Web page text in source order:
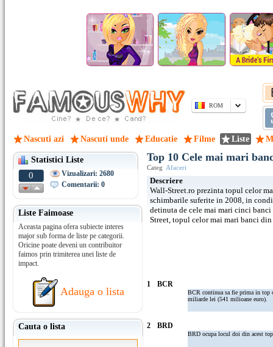
ROM
Nascuti azi Nascuti unde Educatie Filme Liste
Statistici Liste
0
Vizualizari: 2680
Comentarii: 0
Liste Faimoase
Aceasta pagina ofera subiecte interes
major sub forma de liste pe categorii.
Oricine poate deveni un contribuitor
faimos prin trimiterea unei liste de
impact.
Adauga o lista
Cauta o lista
Top 10 Cele mai mari
Categ Afaceri
Descriere
Wall-Street.ro prezinta topul celor
schimbarile suferite in 2008, in
detinuta de cele mai mari cinci
Street, topul celor mai mari banci
1 BCR
BCR continua sa fie prima in top
miliarde lei (541 milioane euro).
2 BRD
BRD ocupa locul doi din acest